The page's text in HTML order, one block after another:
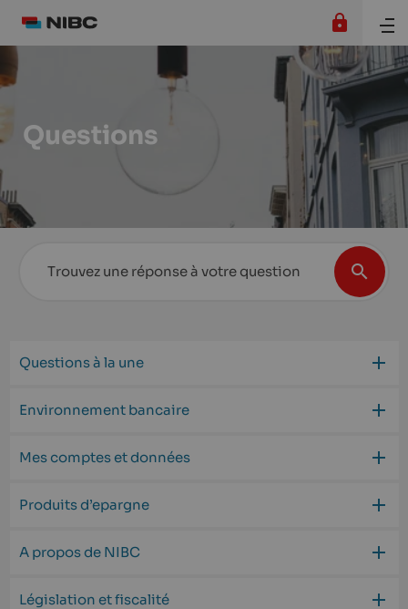
Questions
Questions à la une
Environnement bancaire
Mes comptes et données
Produits d’epargne
A propos de NIBC
Législation et fiscalité